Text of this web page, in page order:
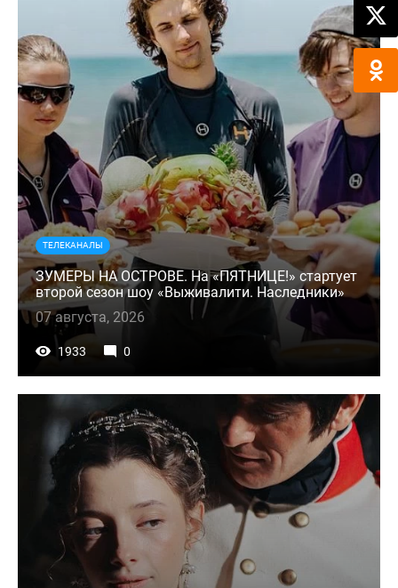
ТЕЛЕКАНАЛЫ
ЗУМЕРЫ НА ОСТРОВЕ. На «ПЯТНИЦЕ!» стартует
второй сезон шоу «Выживалити. Наследники»
07 августа, 2026
1933 0